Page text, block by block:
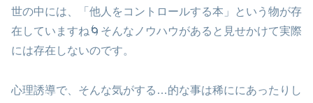
世の中には、「他人をコントロールする本」という物が存
在していますね🌀そんなノウハウがあると見せかけて実際
には存在しないのです。
心理誘導で、そんな気がする…的な事は稀ににあったりし